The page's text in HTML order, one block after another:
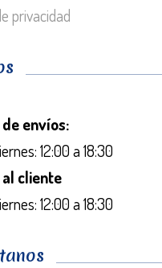
privacidad
envíos:
12:00 a 18:30
cliente
12:00 a 18:30